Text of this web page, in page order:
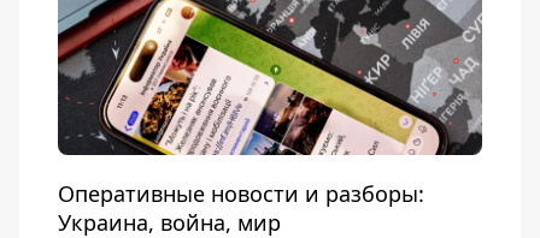
Оперативные новости и разборы:
Украина, война, мир